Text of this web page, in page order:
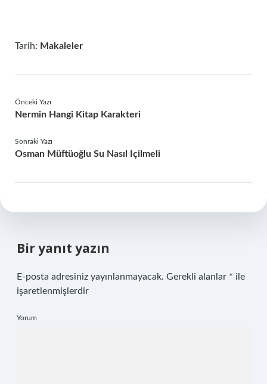
Tarih: Makaleler
Önceki Yazı
Nermin Hangi Kitap Karakteri
Sonraki Yazı
Osman Müftüoğlu Su Nasıl Içilmeli
Bir yanıt yazın
E-posta adresiniz yayınlanmayacak. Gerekli alanlar * ile
işaretlenmişlerdir
Yorum